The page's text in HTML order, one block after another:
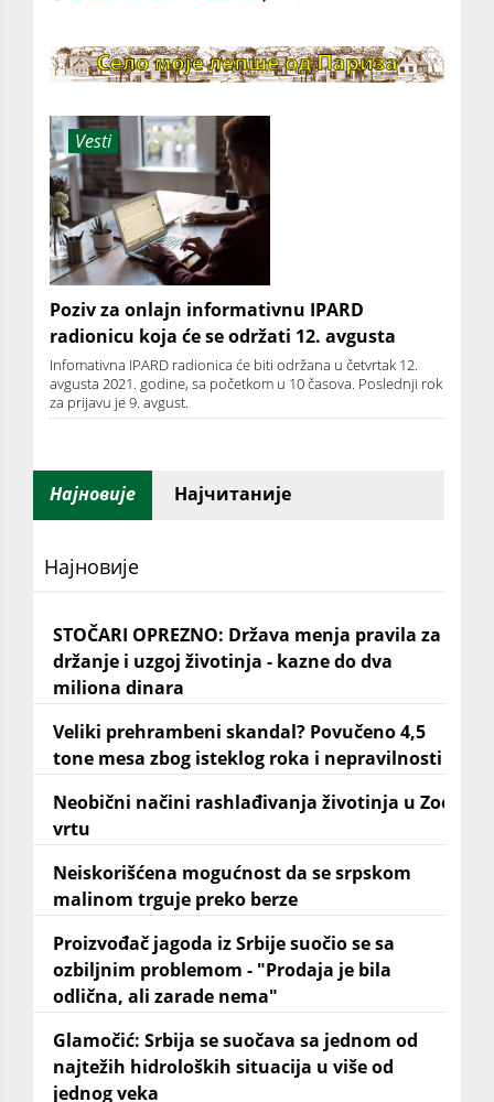
Vesti
Poziv za onlajn informativnu IPARD
radionicu koja će se održati 12. avgusta
Infomativna IPARD radionica će biti održana u četvrtak 12.
avgusta 2021. godine, sa početkom u 10 časova. Poslednji rok
za prijavu je 9. avgust.
Најновије Најчитаније
Најновије
STOČARI OPREZNO: Država menja pravila za
držanje i uzgoj životinja - kazne do dva
miliona dinara
Veliki prehrambeni skandal? Povučeno 4,5
tone mesa zbog isteklog roka i nepravilnosti
Neobični načini rashlađivanja životinja u Zoo
vrtu
Neiskorišćena mogućnost da se srpskom
malinom trguje preko berze
Proizvođač jagoda iz Srbije suočio se sa
ozbiljnim problemom - "Prodaja je bila
odlična, ali zarade nema"
Glamočić: Srbija se suočava sa jednom od
najtežih hidroloških situacija u više od
jednog veka